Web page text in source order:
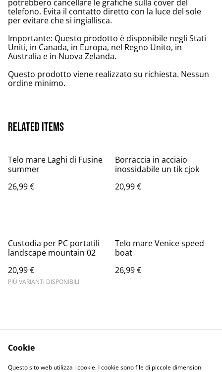
potrebbero cancellare le grafiche sulla cover del
telefono. Evita il contatto diretto con la luce del sole
per evitare che si ingiallisca.
Importante: Questo prodotto è disponibile negli Stati
Uniti, in Canada, in Europa, nel Regno Unito, in
Australia e in Nuova Zelanda.
Questo prodotto viene realizzato su richiesta. Nessun
ordine minimo.
Related items
Telo mare Laghi di Fusine
summer
26,99 €
Borraccia in acciaio
inossidabile un tik cjok
20,99 €
Custodia per PC portatili
landscape mountain 02
20,99 €
PIÙ VARIANTI DISPONIBILI
Telo mare Venice speed
boat
26,99 €
Informativa sulla
Terms and
Cookie
Questo sito web utilizza i cookie. I cookie sono file di piccole dimensioni